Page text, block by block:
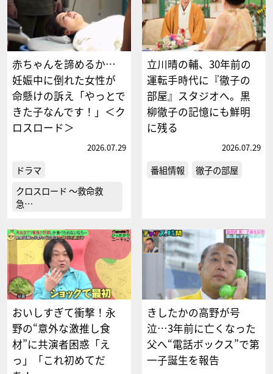
赤ちゃんを諦めるか…
妊娠中に倒れた女性が
命懸けの訴え「やっとで
きた子なんです！」＜ク
ロスロード＞
2026.07.29
ドラマ
クロスロード ～救命救
急…
立川晴の輔、30年前の
運転手時代に『徹子の
部屋』スタジオへ。黒
柳徹子の記憶にも鮮明
に残る
2026.07.29
番組情報 徹子の部屋
おいしすぎて衝撃！永
野の“意外な激推し食
材”に共演者困惑「え
っ」「これ初めてだ
きしたかの高野が号
泣…3年前に亡くなった
父へ“電話ボックス”で第
一子誕生を報告